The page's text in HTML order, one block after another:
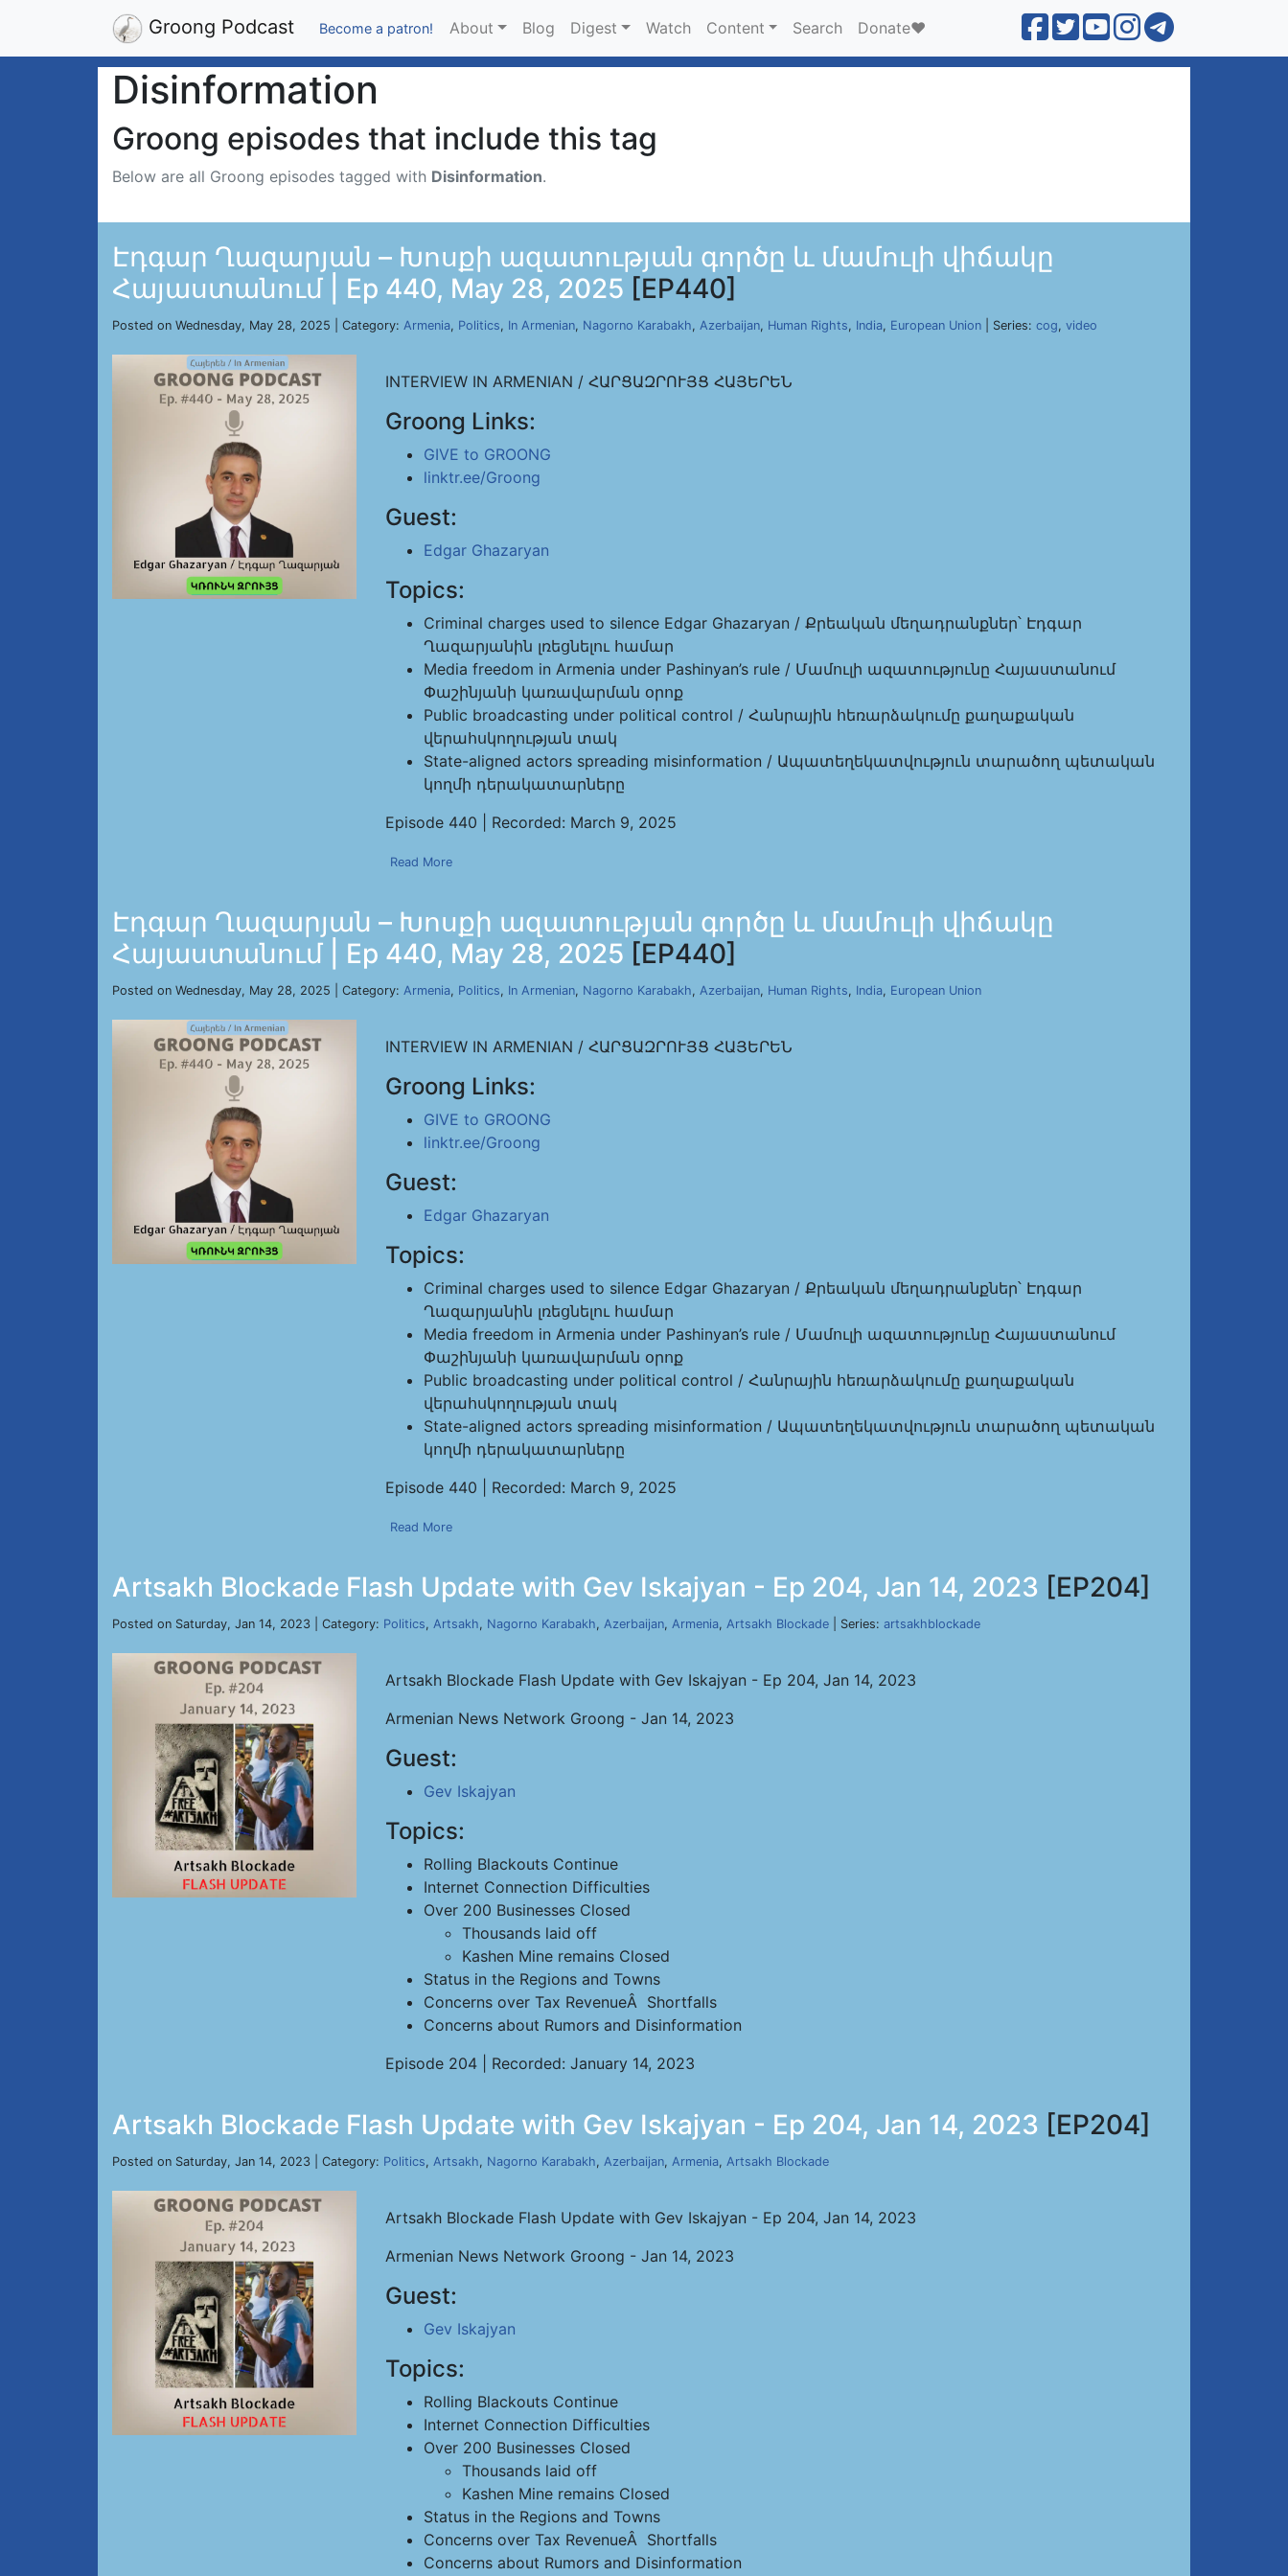
Groong Podcast Become a patron! About Blog Digest Watch Content Search Donate❤️
Disinformation
Groong episodes that include this tag
Below are all Groong episodes tagged with Disinformation.
Էդգար Ղազարյան – Խոսքի ազատության գործը և մամուլի վիճակը
Հայաստանում | Ep 440, May 28, 2025 [EP440]
Posted on Wednesday, May 28, 2025 | Category: Armenia, Politics, In Armenian, Nagorno Karabakh, Azerbaijan, Human Rights, India, European Union | Series: cog, video
INTERVIEW IN ARMENIAN / ՀԱՐՑԱԶՐՈՒՅՑ ՀԱՅԵՐԵՆ
Groong Links:
GIVE to GROONG
linktr.ee/Groong
Guest:
Edgar Ghazaryan
Topics:
Criminal charges used to silence Edgar Ghazaryan / Քրեական մեղադրանքներ՝ Էդգար
Ղազարյանին լռեցնելու համար
Media freedom in Armenia under Pashinyan’s rule / Մամուլի ազատությունը Հայաստանում
Փաշինյանի կառավարման օրոք
Public broadcasting under political control / Հանրային հեռարձակումը քաղաքական
վերահսկողության տակ
State-aligned actors spreading misinformation / Ապատեղեկատվություն տարածող պետական
կողմի դերակատարները
Episode 440 | Recorded: March 9, 2025
Read More
Էդգար Ղազարյան – Խոսքի ազատության գործը և մամուլի վիճակը
Հայաստանում | Ep 440, May 28, 2025 [EP440]
Posted on Wednesday, May 28, 2025 | Category: Armenia, Politics, In Armenian, Nagorno Karabakh, Azerbaijan, Human Rights, India, European Union
INTERVIEW IN ARMENIAN / ՀԱՐՑԱԶՐՈՒՅՑ ՀԱՅԵՐԵՆ
Groong Links:
GIVE to GROONG
linktr.ee/Groong
Guest:
Edgar Ghazaryan
Topics:
Criminal charges used to silence Edgar Ghazaryan / Քրեական մեղադրանքներ՝ Էդգար
Ղազարյանին լռեցնելու համար
Media freedom in Armenia under Pashinyan’s rule / Մամուլի ազատությունը Հայաստանում
Փաշինյանի կառավարման օրոք
Public broadcasting under political control / Հանրային հեռարձակումը քաղաքական
վերահսկողության տակ
State-aligned actors spreading misinformation / Ապատեղեկատվություն տարածող պետական
կողմի դերակատարները
Episode 440 | Recorded: March 9, 2025
Read More
Artsakh Blockade Flash Update with Gev Iskajyan - Ep 204, Jan 14, 2023 [EP204]
Posted on Saturday, Jan 14, 2023 | Category: Politics, Artsakh, Nagorno Karabakh, Azerbaijan, Armenia, Artsakh Blockade | Series: artsakhblockade
Artsakh Blockade Flash Update with Gev Iskajyan - Ep 204, Jan 14, 2023
Armenian News Network Groong - Jan 14, 2023
Guest:
Gev Iskajyan
Topics:
Rolling Blackouts Continue
Internet Connection Difficulties
Over 200 Businesses Closed
Thousands laid off
Kashen Mine remains Closed
Status in the Regions and Towns
Concerns over Tax RevenueÂ Shortfalls
Concerns about Rumors and Disinformation
Episode 204 | Recorded: January 14, 2023
Artsakh Blockade Flash Update with Gev Iskajyan - Ep 204, Jan 14, 2023 [EP204]
Posted on Saturday, Jan 14, 2023 | Category: Politics, Artsakh, Nagorno Karabakh, Azerbaijan, Armenia, Artsakh Blockade
Artsakh Blockade Flash Update with Gev Iskajyan - Ep 204, Jan 14, 2023
Armenian News Network Groong - Jan 14, 2023
Guest:
Gev Iskajyan
Topics:
Rolling Blackouts Continue
Internet Connection Difficulties
Over 200 Businesses Closed
Thousands laid off
Kashen Mine remains Closed
Status in the Regions and Towns
Concerns over Tax RevenueÂ Shortfalls
Concerns about Rumors and Disinformation